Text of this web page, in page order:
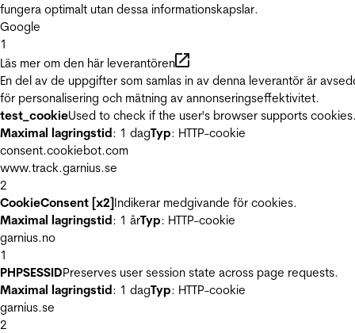
fungera optimalt utan dessa informationskapslar.
Google
1
Läs mer om den här leverantören
En del av de uppgifter som samlas in av denna leverantör är
för personalisering och mätning av annonseringseffektivitet.
test_cookieUsed to check if the user's browser supports
Maximal lagringstid: 1 dagTyp: HTTP-cookie
consent.cookiebot.com
www.track.garnius.se
2
CookieConsent [x2]Indikerar medgivande för cookies.
Maximal lagringstid: 1 årTyp: HTTP-cookie
garnius.no
1
PHPSESSIDPreserves user session state across page requests.
Maximal lagringstid: 1 dagTyp: HTTP-cookie
garnius.se
2